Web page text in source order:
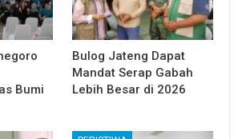
Bumi
Bulog Jateng Dapat
Mandat Serap Gabah
Lebih Besar di 2026